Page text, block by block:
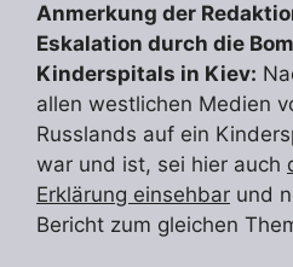
Anmerkung der
Eskalation durch die
Kinderspitals in Kiev:
allen westlichen Medien
Russlands auf ein
war und ist, sei hier auch
Erklärung einsehbar und
Bericht zum gleichen